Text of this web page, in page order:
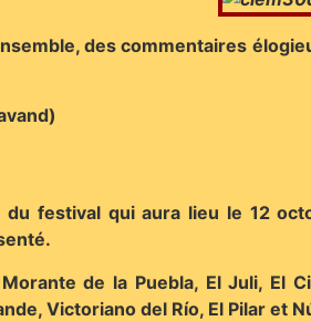
des commentaires
festival qui aura lieu le 12
de la Puebla, El Juli, El
Victoriano del Río, El Pilar et